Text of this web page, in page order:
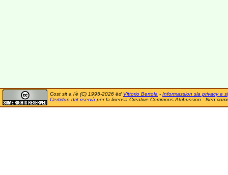
Cost sit a l'è (C) 1995-2026 ëd Vittorio Bertola - Informassion sla privacy e
Certidun drit riservà për la licensa Creative Commons Atribussion - Nen